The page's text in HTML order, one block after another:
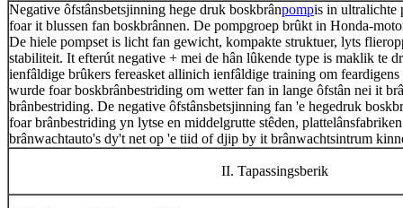
Negative ôfstânsbetsjinning hege druk boskbrânpompis in ultralichte
foar it blussen fan boskbrânnen. De pompgroep brûkt in Honda-
De hiele pompset is licht fan gewicht, kompakte struktuer, lyts
stabiliteit. It efterút negative + mei de hân lûkende type is maklik te
ienfâldige brûkers fereasket allinich ienfâldige training om
wurde foar boskbrânbestriding om wetter fan in lange ôfstân nei it
brânbestriding. De negative ôfstânsbetsjinning fan 'e hegedruk
foar brânbestriding yn lytse en middelgrutte stêden,
brânwachtauto's dy't net op 'e tiid of djip by it brânwachtsintrum
II. Tapassingsberik